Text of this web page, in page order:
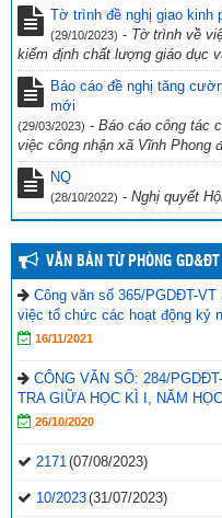
dục & Đào tạo Kiên Giang về
năm 2022 (27/09/2022)
Công văn số 234/PGDĐT,
Giáo dục và Đào tạo Vĩnh
phòng cháy và chữa cháy” năm
Tờ trình đề nghị giao kinh
(29/10/2023) - Tờ trình về
kiểm định chất lượng giáo dục
Báo cáo đề nghị tăng
mới
(29/03/2023) - Báo cáo công tác
việc công nhận xã Vĩnh Phong
NQ
(28/10/2022) - Nghị quyết
VĂN BẢN TỪ PHÒNG GD&ĐT
Công văn số 365/PGDĐT-
việc tổ chức các hoạt động kỷ
16/11/2021
CÔNG VĂN SỐ: 284/
TRA GIỮA HỌC KÌ I, NĂM
26/10/2020
2171(07/08/2023)
10/2023(31/07/2023)